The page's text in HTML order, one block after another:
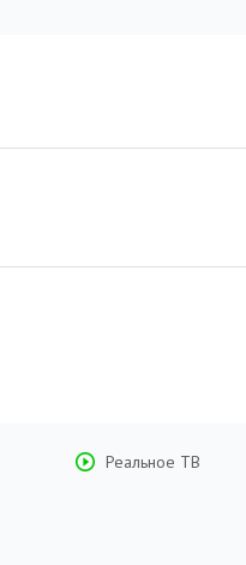
Реальное ТВ